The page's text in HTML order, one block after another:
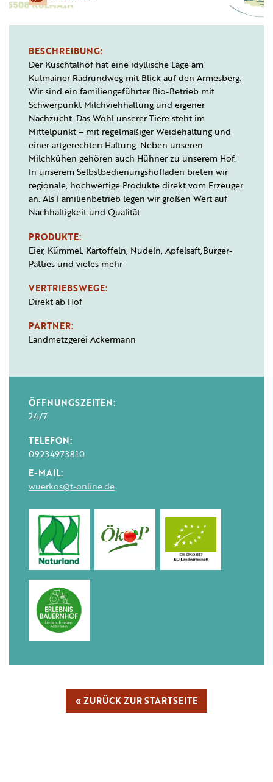
BESCHREIBUNG:
Der Kuschtalhof hat eine idyllische Lage am
Kulmainer Radrundweg mit Blick auf den Armesberg.
Wir sind ein familiengeführter Bio-Betrieb mit
Schwerpunkt Milchviehhaltung und eigener
Nachzucht. Das Wohl unserer Tiere steht im
Mittelpunkt – mit regelmäßiger Weidehaltung und
einer artgerechten Haltung. Neben unseren
Milchkühen gehören auch Hühner zu unserem Hof.
In unserem Selbstbedienungshofladen bieten wir
regionale, hochwertige Produkte direkt vom Erzeuger
an. Als Familienbetrieb legen wir großen Wert auf
Nachhaltigkeit und Qualität.
PRODUKTE:
Eier, Kümmel, Kartoffeln, Nudeln, Apfelsaft,Burger-
Patties und vieles mehr
VERTRIEBSWEGE:
Direkt ab Hof
PARTNER:
Landmetzgerei Ackermann
ÖFFNUNGSZEITEN:
24/7
TELEFON:
09234973810
E-MAIL:
wuerkos@t-online.de
« ZURÜCK ZUR STARTSEITE